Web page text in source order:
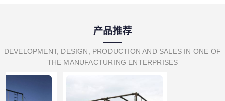
产品推荐
DEVELOPMENT, DESIGN, PRODUCTION AND SALES IN ONE OF
THE MANUFACTURING ENTERPRISES